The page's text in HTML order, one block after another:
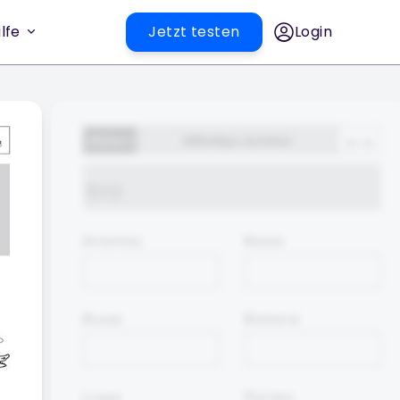
Jetzt testen Login